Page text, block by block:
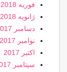
فوریه 2018
ژانویه 2018
دسامبر 2017
نوامبر 2017
اکتبر 2017
سپتامبر 2017